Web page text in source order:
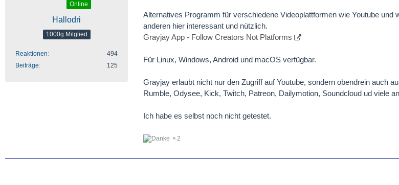
Online
Hallodri
1000g Mitglied
Reaktionen
494
Beiträge
125
Alternatives Programm für verschiedene Videoplattformen wie Youtube und
anderen hier interessant und nützlich.
Grayjay App - Follow Creators Not Platforms
Für Linux, Windows, Android und macOS verfügbar.
Grayjay erlaubt nicht nur den Zugriff auf Youtube, sondern obendrein auch
Rumble, Odysee, Kick, Twitch, Patreon, Dailymotion, Soundcloud ud viele
Ich habe es selbst noch nicht getestet.
2